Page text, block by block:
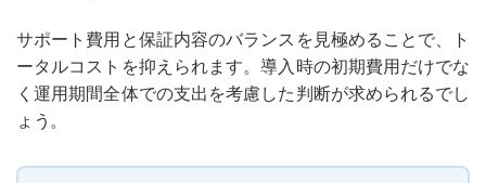
サポート費用と保証内容のバランスを見極めることで、ト
ータルコストを抑えられます。導入時の初期費用だけでな
く運用期間全体での支出を考慮した判断が求められるでし
ょう。